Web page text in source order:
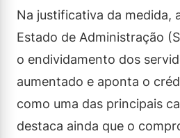
Na justificativa da medida,
Estado de Administração
o endividamento dos
aumentado e aponta o
como uma das principais
destaca ainda que o